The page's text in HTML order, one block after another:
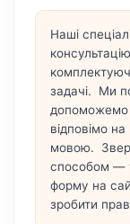
Наші
задачі. Ми
допоможемо
відповімо
мовою.
способом —
форму на
зробити